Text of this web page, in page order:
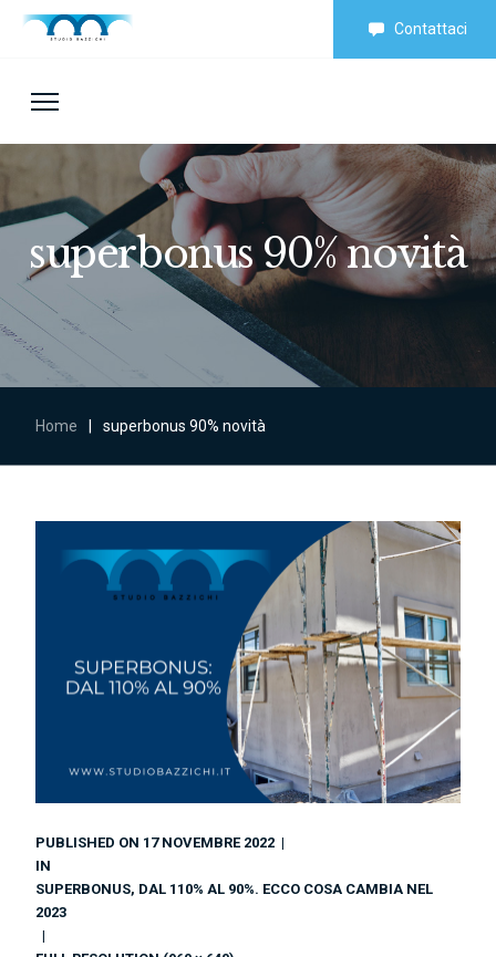
Contattaci
superbonus 90% novità
Home superbonus 90% novità
PUBLISHED ON 17 NOVEMBRE 2022
IN
SUPERBONUS, DAL 110% AL 90%. ECCO COSA CAMBIA NEL
2023